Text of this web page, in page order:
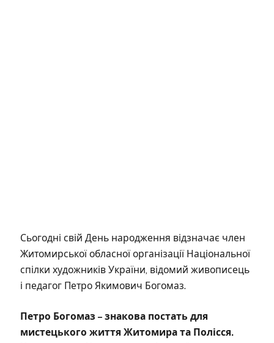
Сьогодні свій День народження відзначає член
Житомирської обласної організації Національної
спілки художників України, відомий живописець
і педагог Петро Якимович Богомаз.
Петро Богомаз – знакова постать для
мистецького життя Житомира та Полісся.